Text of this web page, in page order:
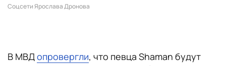
Соцсети Ярослава Дронова
В МВДопровергли, что певца Shaman будут